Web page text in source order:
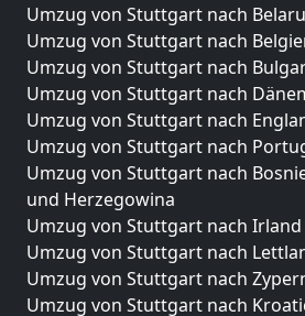
Umzug von Stuttgart nach
Umzug von Stuttgart nach
Umzug von Stuttgart nach
Umzug von Stuttgart nach
Umzug von Stuttgart nach
Umzug von Stuttgart nach
Umzug von Stuttgart nach
und Herzegowina
Umzug von Stuttgart nach Irland
Umzug von Stuttgart nach
Umzug von Stuttgart nach
Umzug von Stuttgart nach